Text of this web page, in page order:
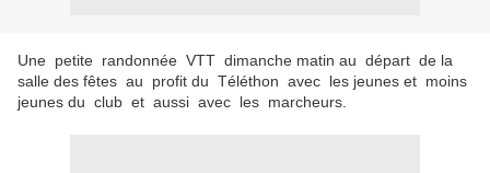
Une petite randonnée VTT dimanche matin au départ de la
salle des fêtes au profit du Téléthon avec les jeunes et moins
jeunes du club et aussi avec les marcheurs.